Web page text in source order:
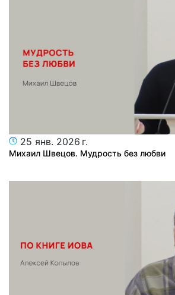
25 янв. 2026 г.
Михаил Швецов. Мудрость без любви